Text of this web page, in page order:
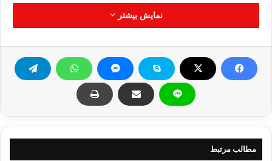
دانشجویان دانشگاه‌ یوتوبوری از این مسجد دیدن کرده‌ بودند.همچنین
تاکنون بیش از 200 نفر از شخصیت‌های سوئدی که‌ در میانشان،
شخصیت سیاسی و دولتی یافت می‌شود، به‌ وسیله‌ی احمد مفتی،
«مسئول مرکز دعوت و اطلاع‌رسانی اسلامی یوتوبوری(
)»
مسلمان شده‌اند. بنا به‌ اظهار احمد مفتی، بیشتر نومسلمانان را زنان
تشکیل می‌دهند و طبق آمار رسمی بیش از 15 هزار سوئدی در چند
ظرف چند روز آینده‌، روزنامه‌نگار مشهور سوئدی، «افتون بلادتی»
نیز مسلمان شدن خود را اعلام می‌کند.«احمد مفتی» متولّد 1961
میلادی شهر دهوک کردستان عراق، فارغ‌التحصیل مهندسی مکانیک
نمایش بیشتر
مطالب مرتبط